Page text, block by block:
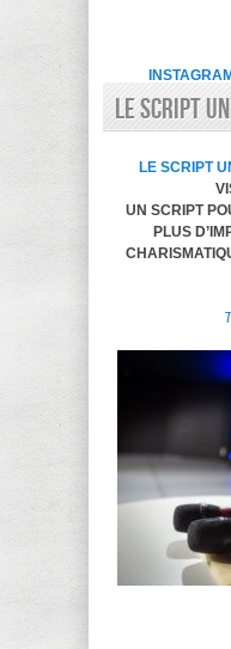
LE SCRIPT
LE SCRIPT
UN SCRIPT
PLUS